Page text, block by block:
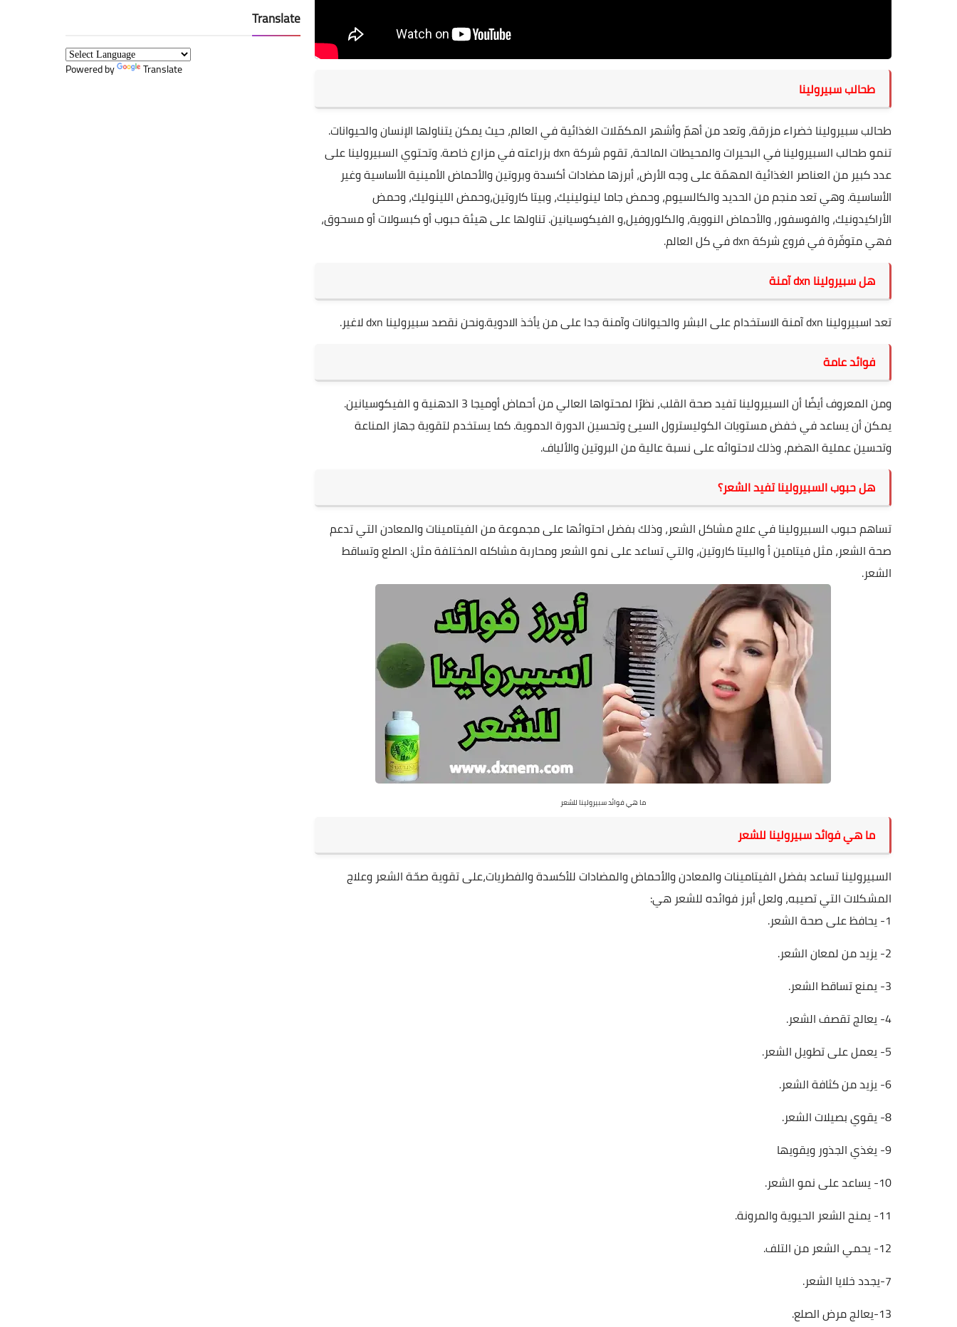
طحالب سبيرولينا
طحالب سبيرولينا خضراء مزرقة، وتعد من أهمّ وأشهر المكمّلات الغذائية في العالم، حيث يمكن يتناولها الإنسان والحيوانات.
تنمو طحالب السبيرولينا في البحيرات والمحيطات المالحة، تقوم شركة dxn بزراعته في مزارع خاصة. وتحتوي السبيرولينا على
عدد كبير من العناصر الغذائية المهمّة على وجه الأرض، أبرزها مضادات أكسدة وبروتين والأحماض الأمينية الأساسية وغير
الأساسية. وهي تعد منجم من الحديد والكالسيوم، وحمض جاما لينولينيك، وبيتا كاروتين،وحمض اللينوليك، وحمض
الأراكيدونيك، والفوسفور، والأحماض النووية،والكلوروفيل،و الفيكوسيانين. تناولها على هيئة حبوب أو كبسولات أو مسحوق،
فهي متوفّرة في فروع شركة dxn في كل العالم.
هل سبيرولينا dxn آمنة
تعد اسبيرولينا dxn آمنة الاستخدام على البشر والحيوانات وآمنة جدا على من يأخذ الادوية.ونحن نقصد سبيرولينا dxn لاغير.
فوائد عامة
ومن المعروف أيضًا أن السبيرولينا تفيدصحة القلب
، نظرًا لمحتواها العالي من أحماض أوميجا 3 الدهنية و الفيكوسيانين.
يمكن أن يساعد في خفض مستويات الكوليسترول السيئ وتحسين الدورة الدموية. كما يستخدم لتقوية جهاز المناعة
وتحسين عملية الهضم، وذلك لاحتوائه على نسبة عالية من البروتين والألياف.
هل حبوب السبيرولينا تفيد الشعر؟
تساهم حبوب السبيرولينا في علاج مشاكل الشعر، وذلك بفضل احتوائها على مجموعة من الفيتامينات والمعادن التي تدعم
صحة الشعر، مثل فيتامين أ والبيتا كاروتين، والتي تساعد على نمو الشعر ومحاربة مشاكله المختلفة مثل: الصلع وتساقط
الشعر.
ما هي فوائد سبيرولينا للشعر
ما هي فوائد سبيرولينا للشعر
السبيرولينا تساعد بفضل الفيتامينات والمعادن والأحماض والمضادات للأكسدة والفطريات،على تقوية صحّة الشعر وعلاج
المشكلات التي تصيبه، ولعل أبرز فوائده للشعر هي:
1- يحافظ على صحة الشعر.
2- يزيد من لمعان الشعر.
3- يمنع تساقط الشعر.
4- يعالج تقصف الشعر.
5- يعمل على تطويل الشعر.
6- يزيد من كثافة الشعر.
8- يقوي بصيلات الشعر.
9- يغذي الجذور ويقويها
10- يساعد على نمو الشعر.
11- يمنح الشعر الحيوية والمرونة.
12- يحمي الشعر من التلف.
7-يجدد خلايا الشعر.
13-يعالج مرض الصلع.
Translate
Powered by Translate